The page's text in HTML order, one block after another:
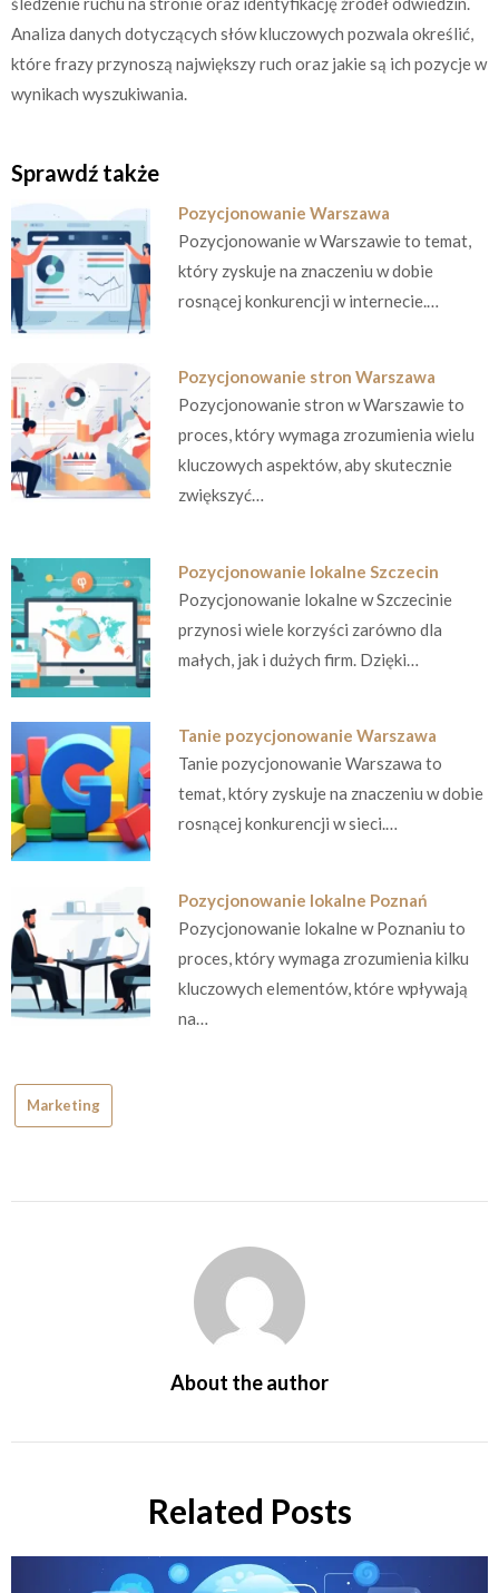
Analiza danych dotyczących słów kluczowych pozwala określić,
które frazy przynoszą największy ruch oraz jakie są ich pozycje w
wynikach wyszukiwania.
Sprawdź także
Pozycjonowanie Warszawa
Pozycjonowanie w Warszawie to temat,
który zyskuje na znaczeniu w dobie
rosnącej konkurencji w internecie.…
Pozycjonowanie stron Warszawa
Pozycjonowanie stron w Warszawie to
proces, który wymaga zrozumienia wielu
kluczowych aspektów, aby skutecznie
zwiększyć…
Pozycjonowanie lokalne Szczecin
Pozycjonowanie lokalne w Szczecinie
przynosi wiele korzyści zarówno dla
małych, jak i dużych firm. Dzięki…
Tanie pozycjonowanie Warszawa
Tanie pozycjonowanie Warszawa to
temat, który zyskuje na znaczeniu w dobie
rosnącej konkurencji w sieci.…
Pozycjonowanie lokalne Poznań
Pozycjonowanie lokalne w Poznaniu to
proces, który wymaga zrozumienia kilku
kluczowych elementów, które wpływają
na…
Marketing
About the author
Related Posts